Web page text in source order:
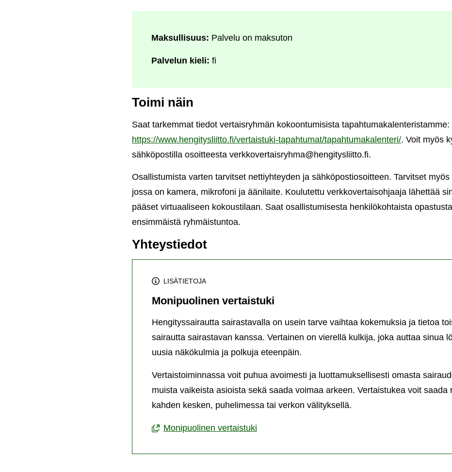
Maksullisuus: Palvelu on maksuton
Palvelun kieli: fi
Toimi näin
Saat tarkemmat tiedot vertaisryhmän kokoontumisista tapahtumakalenteristamme:
https://www.hengitysliitto.fi/vertaistuki-tapahtumat/tapahtumakalenteri/. Voit myös
sähköpostilla osoitteesta verkkovertaisryhma@hengitysliitto.fi.
Osallistumista varten tarvitset nettiyhteyden ja sähköpostiosoitteen. Tarvitset myös
jossa on kamera, mikrofoni ja äänilaite. Koulutettu verkkovertaisohjaaja lähettää
pääset virtuaaliseen kokoustilaan. Saat osallistumisesta henkilökohtaista
ensimmäistä ryhmäistuntoa.
Yhteystiedot
LISÄTIETOJA
Monipuolinen vertaistuki
Hengityssairautta sairastavalla on usein tarve vaihtaa kokemuksia ja tietoa
sairautta sairastavan kanssa. Vertainen on vierellä kulkija, joka auttaa sinua
uusia näkökulmia ja polkuja eteenpäin.
Vertaistoiminnassa voit puhua avoimesti ja luottamuksellisesti omasta
muista vaikeista asioista sekä saada voimaa arkeen. Vertaistukea voit saada
kahden kesken, puhelimessa tai verkon välityksellä.
Monipuolinen vertaistuki